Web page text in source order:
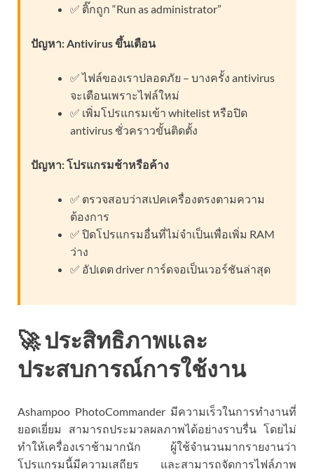
✅ ติ๊กถูก “Run as administrator”
ปัญหา: Antivirus ขึ้นเตือน
✅ ไฟล์ของเราปลอดภัย – บางครั้ง antivirus
จะเตือนเพราะไฟล์ใหม่
✅ เพิ่มโปรแกรมเข้า whitelist หรือปิด
antivirus ชั่วคราวขั้นติดตั้ง
ปัญหา: โปรแกรมช้าหรือค้าง
✅ ตรวจสอบว่าสเปคเครื่องตรงตามความ
ต้องการ
✅ ปิดโปรแกรมอื่นที่ไม่จำเป็นเพื่อเพิ่ม RAM
ว่าง
✅ อัปเดต driver การ์ดจอเป็นเวอร์ชันล่าสุด
🚀 ประสิทธิภาพและ
ประสบการณ์การใช้งาน
Ashampoo PhotoCommander มีความเร็วในการทำงานที่
ยอดเยี่ยม สามารถประมวลผลภาพได้อย่างราบรื่น โดยไม่
ทำให้เครื่องเราช้ามากนัก ผู้ใช้จำนวนมากรายงานว่า
โปรแกรมนี้มีความเสถียร และสามารถจัดการไฟล์ภาพ